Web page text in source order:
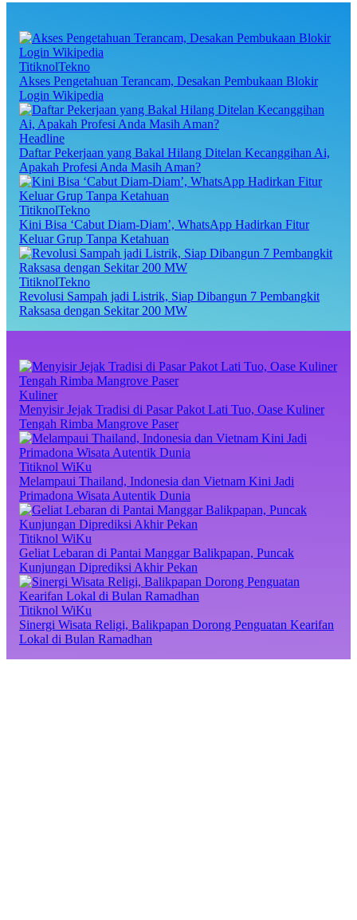
TitiknolTekno
Akses Pengetahuan Terancam, Desakan Pembukaan Blokir
Login Wikipedia
Headline
Daftar Pekerjaan yang Bakal Hilang Ditelan Kecanggihan Ai,
Apakah Profesi Anda Masih Aman?
TitiknolTekno
Kini Bisa ‘Cabut Diam-Diam’, WhatsApp Hadirkan Fitur
Keluar Grup Tanpa Ketahuan
TitiknolTekno
Revolusi Sampah jadi Listrik, Siap Dibangun 7 Pembangkit
Raksasa dengan Sekitar 200 MW
Kuliner
Menyisir Jejak Tradisi di Pasar Pakot Lati Tuo, Oase Kuliner
Tengah Rimba Mangrove Paser
Titiknol WiKu
Melampaui Thailand, Indonesia dan Vietnam Kini Jadi
Primadona Wisata Autentik Dunia
Titiknol WiKu
Geliat Lebaran di Pantai Manggar Balikpapan, Puncak
Kunjungan Diprediksi Akhir Pekan
Titiknol WiKu
Sinergi Wisata Religi, Balikpapan Dorong Penguatan Kearifan
Lokal di Bulan Ramadhan